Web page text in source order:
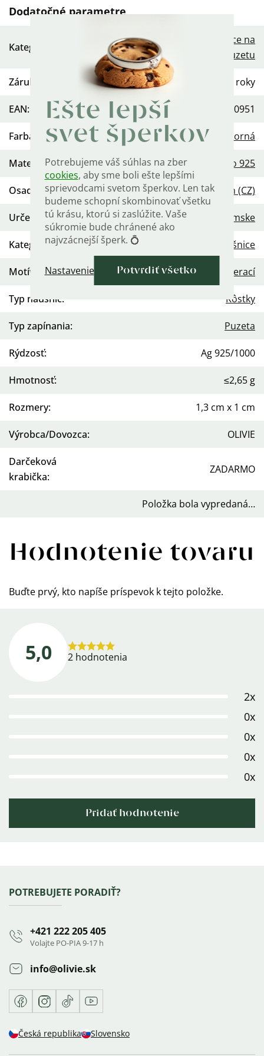
Ešte lepší
svet šperkov
Potrebujeme váš súhlas na zber
cookies, aby sme boli ešte lepšími
sprievodcami svetom šperkov. Len tak
budeme schopní skombinovať všetku
tú krásu, ktorú si zaslúžite. Vaše
súkromie bude chránené ako
najvzácnejší šperk. 💍
Nastavenie Potvrdiť všetko
Dodatočné parametre
Kategória
Dámske strieborné náušnice na
puzetu
Záruka 2 roky
EAN: 568754450951
Farba Strieborná
Materiál: Striebro 925
Osadenie: Zirkón (CZ)
Určenie : Dámske
Kategória: Náušnice
Motív Zvierací
Typ náušníc: Kôstky
Typ zapínania: Puzeta
Rýdzosť: Ag 925/1000
Hmotnosť: ≤2,65 g
Rozmery: 1,3 cm x 1 cm
Výrobca/Dovozca: OLIVIE
Darčeková
krabička:
ZADARMO
Položka bola vypredaná…
Hodnotenie tovaru
Buďte prvý, kto napíše príspevok k tejto položke.
5,0
Priemerné
2 hodnotenia
2x
0x
0x
0x
0x
Pridať hodnotenie
Zápätie
POTREBUJETE PORADIŤ?
+421 222 205 405
Volajte PO-PIA 9-17 h
info@olivie.sk
FacebookInstagram
TikTokYoutube
Česká republika Slovensko